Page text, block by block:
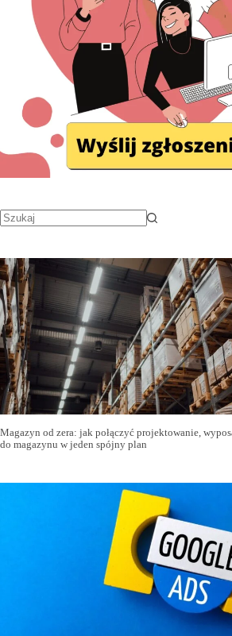
Magazyn od zera: jak połączyć projektowanie,
do magazynu w jeden spójny plan